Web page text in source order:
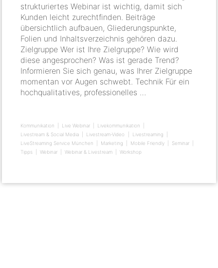
strukturiertes Webinar ist wichtig, damit sich
Kunden leicht zurechtfinden. Beiträge
übersichtlich aufbauen, Gliederungspunkte,
Folien und Inhaltsverzeichnis gehören dazu.
Zielgruppe Wer ist Ihre Zielgruppe? Wie wird
diese angesprochen? Was ist gerade Trend?
Informieren Sie sich genau, was Ihrer Zielgruppe
momentan vor Augen schwebt. Technik Für ein
hochqualitatives, professionelles …
Kommunikation Live Webinar
Livekommunikation
Livestream & Social Media
Livestream-Video
Livestreaming
LiveStreaming Service München
Marketing Mobile Friendly
Seminar
Tipps
Webinar Webinar & Livestream Workshop